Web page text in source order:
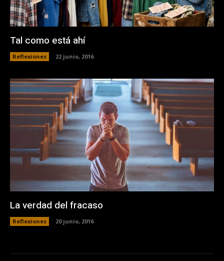
Tal como está ahí
Reflexiones 22 junio, 2016
La verdad del fracaso
Reflexiones 20 junio, 2016